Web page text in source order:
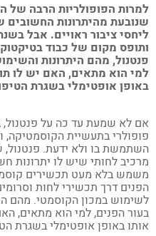
הפופולריות הרבה של
מהיתרונות החשובים
ציבור ראויים. אבל
מקום של כבוד בטיקטוק
מהם היתרונות
הוא מתאים, האם יש לו
אופטימלי בשגרת הטיפוח
לא שמעת עד כה על פנטנול,
בתעשיית הקוסמטיקה,
לחותי שיש לו יתרונות
בלא מעט תכשירים
דרך תכשירי לחות וסרומים,
במכון הקוסמטי. מהם
הפנים, למי הוא מתאים, האם
באופן אופטימלי בשגרת